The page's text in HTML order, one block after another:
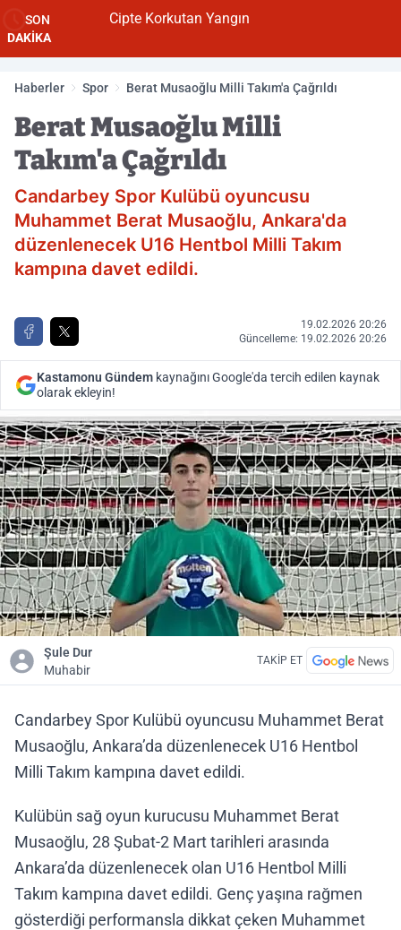
SON
DAKİKA
Cipte Korkutan Yangın
Haberler Spor Berat Musaoğlu Milli Takım'a Çağrıldı
Berat Musaoğlu Milli
Takım'a Çağrıldı
Candarbey Spor Kulübü oyuncusu
Muhammet Berat Musaoğlu, Ankara'da
düzenlenecek U16 Hentbol Milli Takım
kampına davet edildi.
19.02.2026 20:26
Güncelleme: 19.02.2026 20:26
Kastamonu Gündem kaynağını Google'da tercih edilen kaynak
olarak ekleyin!
Şule Dur
Muhabir
TAKİP ET
Candarbey Spor Kulübü oyuncusu Muhammet Berat
Musaoğlu, Ankara’da düzenlenecek U16 Hentbol
Milli Takım kampına davet edildi.
Kulübün sağ oyun kurucusu Muhammet Berat
Musaoğlu, 28 Şubat-2 Mart tarihleri arasında
Ankara’da düzenlenecek olan U16 Hentbol Milli
Takım kampına davet edildi. Genç yaşına rağmen
gösterdiği performansla dikkat çeken Muhammet